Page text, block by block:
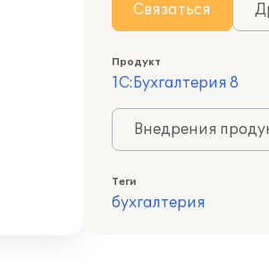
Связаться
Продукт
1С:Бухгалтерия 8
Внедрения
Теги
бухгалтерия